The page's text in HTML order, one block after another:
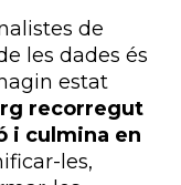
de
les dades és
estat
recorregut
i culmina en
les,